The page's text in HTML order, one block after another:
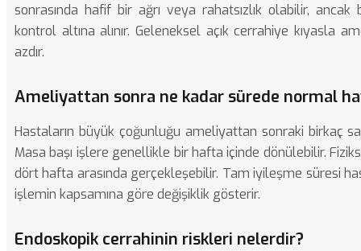
sonrasında hafif bir ağrı veya rahatsızlık olabilir,
kontrol altına alınır. Geleneksel açık cerrahiye kıyasla
azdır.
Ameliyattan sonra ne kadar sürede normal
Hastaların büyük çoğunluğu ameliyattan sonraki birkaç
Masa başı işlere genellikle bir hafta içinde dönülebilir.
dört hafta arasında gerçekleşebilir. Tam iyileşme süresi
işlemin kapsamına göre değişiklik gösterir.
Endoskopik cerrahinin riskleri nelerdir?